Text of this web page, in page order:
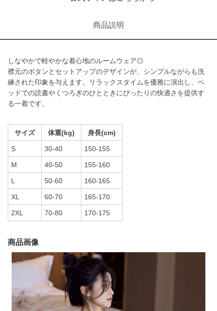
商品説明
しなやかで軽やかな着心地のルームウェア◎
襟元のボタンとセットアップのデザインが、シンプルながらも洗
練された印象を与えます。リラックスタイムを優雅に演出し、ベ
ッドでの読書やくつろぎのひとときにぴったりの快適さを提供す
る一着です。
サイズ 体重(kg) 身長(cm)
S 30-40 150-155
M 40-50 155-160
L 50-60 160-165
XL 60-70 165-170
2XL 70-80 170-175
商品画像